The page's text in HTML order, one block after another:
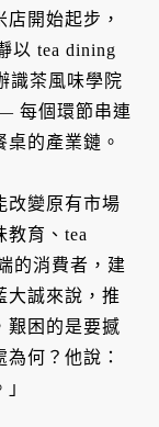
開始起步，
以 tea dining
識茶風味學院
每個環節串連
的產業鏈。
改變原有市場
教育、tea
的消費者，建
大誠來說，推
艱困的是要撼
何？他說：